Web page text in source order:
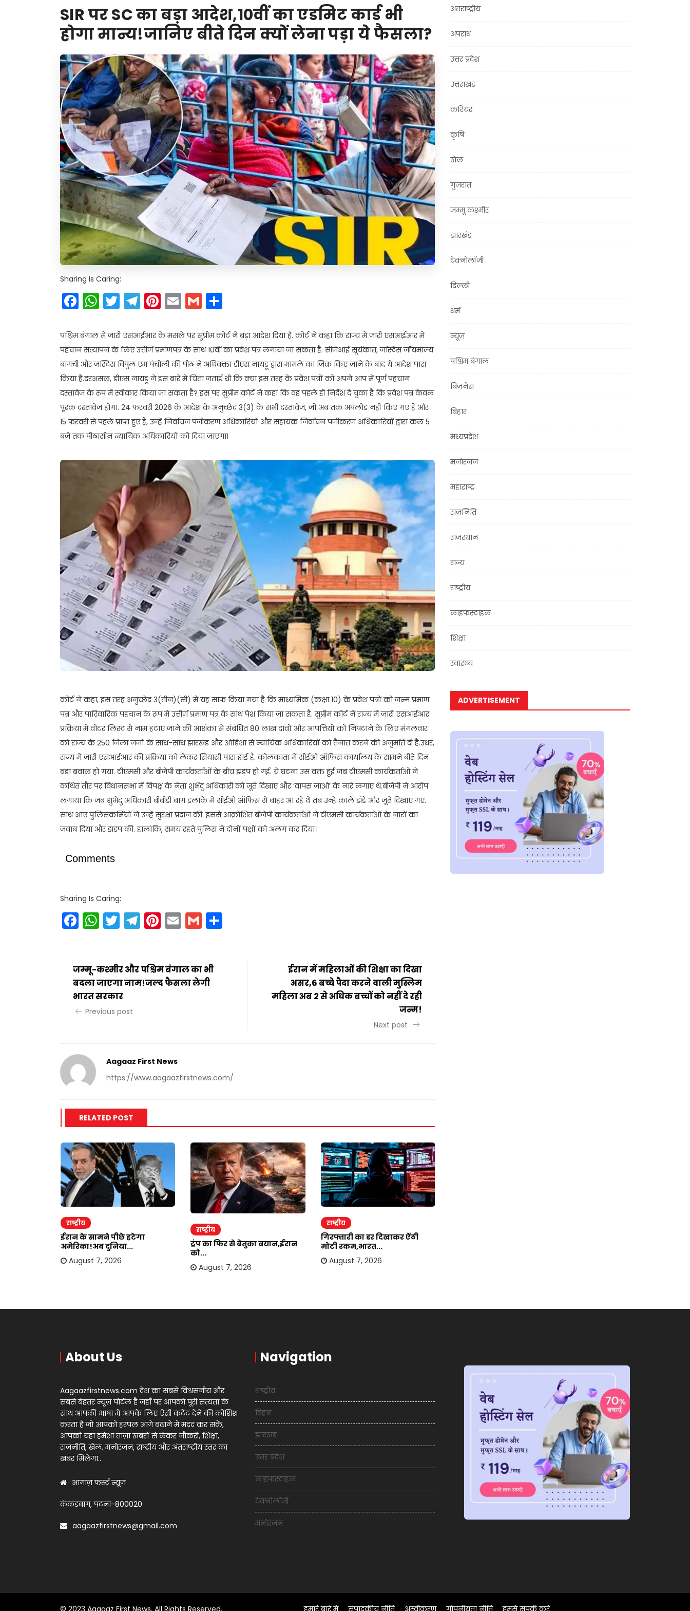
SIR पर SC का बड़ा आदेश,10वीं का एडमिट कार्ड भी
होगा मान्य!जानिए बीते दिन क्यों लेना पड़ा ये फैसला?
Sharing Is Caring:
Facebook
WhatsApp
Twitter
Telegram
Pinterest
EmailGmail
पश्चिम बंगाल में जारी एसआईआर के मसले पर सुप्रीम कोर्ट ने बड़ा आदेश दिया है. कोर्ट ने कहा कि राज्य में जारी एसआईआर में
पहचान सत्यापन के लिए उत्तीर्ण प्रमाणपत्र के साथ 10वीं का प्रवेश पत्र लगाया जा सकता है. सीजेआई सूर्यकांत, जस्टिस जॉयमाल्य
बागची और जस्टिस विपुल एम पंचोली की पीठ ने अधिवक्ता डीएस नायडू द्वारा मामले का जिक्र किए जाने के बाद ये आदेश पास
किया है.दरअसल, डीएस नायडू ने इस बारे में चिंता जताई थी कि क्या इस तरह के प्रवेश पत्रों को अपने आप में पूर्ण पहचान
दस्तावेज के रूप में स्वीकार किया जा सकता है? इस पर सुप्रीम कोर्ट ने कहा कि वह पहले ही निर्देश दे चुका है कि प्रवेश पत्र केवल
पूरक दस्तावेज होगा. 24 फरवरी 2026 के आदेश के अनुच्छेद 3(3) के सभी दस्तावेज, जो अब तक अपलोड नहीं किए गए हैं और
15 फरवरी से पहले प्राप्त हुए हैं, उन्हें निर्वाचन पंजीकरण अधिकारियों और सहायक निर्वाचन पंजीकरण अधिकारियों द्वारा कल 5
बजे तक पीठासीन न्यायिक अधिकारियों को दिया जाएगा।
कोर्ट ने कहा, इस तरह अनुच्छेद 3(तीन)(सी) में यह साफ किया गया है कि माध्यमिक (कक्षा 10) के प्रवेश पत्रों को जन्म प्रमाण
पत्र और पारिवारिक पहचान के रूप में उत्तीर्ण प्रमाण पत्र के साथ पेश किया जा सकता है. सुप्रीम कोर्ट ने राज्य में जारी एसआईआर
प्रक्रिया में वोटर लिस्ट से नाम हटाए जाने की आशंका से संबंधित 80 लाख दावों और आपत्तियों को निपटाने के लिए मंगलवार
को राज्य के 250 जिला जजों के साथ-साथ झारखंड और ओडिशा से न्यायिक अधिकारियों को तैनात करने की अनुमति दी है.उधर,
राज्य में जारी एसआईआर की प्रक्रिया को लेकर सियासी पारा हाई है. कोलकाता में सीईओ ऑफिस कार्यालय के सामने बीते दिन
बड़ा बवाल हो गया. टीएमसी और बीजेपी कार्यकर्ताओं के बीच झड़प हो गई. ये घटना उस वक्त हुई जब टीएमसी कार्यकर्ताओं ने
कथित तौर पर विधानसभा में विपक्ष के नेता शुभेंदु अधिकारी को जूते दिखाए और ‘वापस जाओ’ के नारे लगाए थे.बीजेपी ने आरोप
लगाया कि जब शुभेंदु अधिकारी बीबीडी बाग इलाके में सीईओ ऑफिस से बाहर आ रहे थे तब उन्हें काले झंडे और जूते दिखाए गए.
साथ आए पुलिसकर्मियों ने उन्हें सुरक्षा प्रदान की. इससे आक्रोशित बीजेपी कार्यकर्ताओं ने टीएमसी कार्यकर्ताओं के नारों का
जवाब दिया और झड़प की. हालांकि, समय रहते पुलिस ने दोनों पक्षों को अलग कर दिया।
Comments
Sharing Is Caring:
Facebook
WhatsApp
Twitter
Telegram
Pinterest
EmailGmail
जम्मू-कश्मीर और पश्चिम बंगाल का भी
बदला जाएगा नाम!जल्द फैसला लेगी
भारत सरकार
Previous post
ईरान में महिलाओं की शिक्षा का दिखा
असर,6 बच्चे पैदा करने वाली मुस्लिम
महिला अब 2 से अधिक बच्चों को नहीं दे रही
जन्म!
Next post
Aagaaz First News
https://www.aagaazfirstnews.com/
RELATED POST
राष्ट्रीय
ईरान के सामने पीछे हटेगा
अमेरिका!अब दुनिया...
August 7, 2026
राष्ट्रीय
ट्रंप का फिर से बेतुका बयान,ईरान
को...
August 7, 2026
राष्ट्रीय
गिरफ्तारी का डर दिखाकर ऐंठी
मोटी रकम,भारत...
August 7, 2026
अंतराष्ट्रीय
अपराध
उत्तर प्रदेश
उत्तराखंड
करियर
कृषि
खेल
गुजरात
जम्मू कश्मीर
झारखंड
टेक्नोलॉजी
दिल्ली
धर्म
न्यूज़
पश्चिम बंगाल
बिज़नेस
बिहार
मध्यप्रदेश
मनोरंजन
महाराष्ट्र
राजनिति
राजस्थान
राज्य
राष्ट्रीय
लाइफस्टाइल
शिक्षा
स्वास्थ्य
ADVERTISEMENT
About Us
Aagaazfirstnews.com देश का सबसे विश्वसनीय और
सबसे बेहतर न्यूज़ पोर्टल है जहाँ पर आपको पूरी सत्यता के
साथ आपकी भाषा में आपके लिए ऐसी कंटेंट देने की कोशिश
करता है जो आपको हरपल आगे बढ़ाने में मदद कर सकें,
आपको यहां हमेशा ताज़ा खबरों से लेकर नौकरी, शिक्षा,
राजनीति, खेल, मनोरंजन, राष्ट्रीय और अंतराष्ट्रीय स्तर का
खबर मिलेगा..
आगाज़ फर्स्ट न्यूज़
कंकड़बाग, पटना-800020
aagaazfirstnews@gmail.com
Navigation
राष्ट्रीय
बिहार
झारखंड
उत्तर प्रदेश
लाइफस्टाइल
टेक्नोलॉजी
मनोरंजन